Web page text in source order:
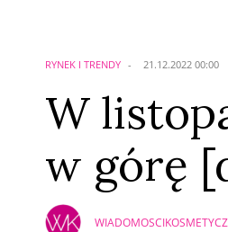
RYNEK I TRENDY 21.12.2022 00:00
W
w górę